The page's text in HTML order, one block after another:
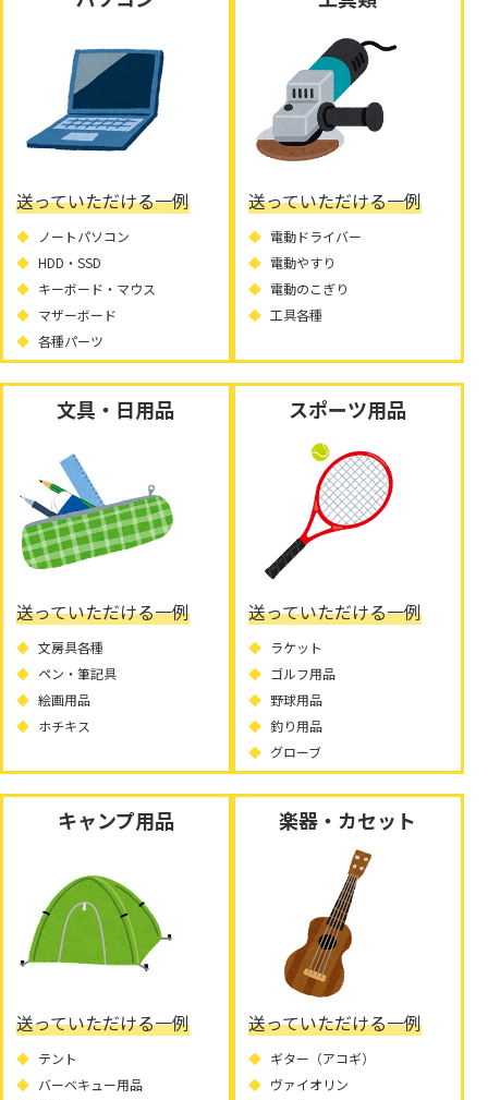
送っていただける一例
ノートパソコン
HDD・SSD
キーボード・マウス
マザーボード
各種パーツ
送っていただける一例
電動ドライバー
電動やすり
電動のこぎり
工具各種
文具・日用品
送っていただける一例
文房具各種
ペン・筆記具
絵画用品
ホチキス
スポーツ用品
送っていただける一例
ラケット
ゴルフ用品
野球用品
釣り用品
グローブ
キャンプ用品
送っていただける一例
テント
バーベキュー用品
楽器・カセット
送っていただける一例
ギター（アコギ）
ヴァイオリン